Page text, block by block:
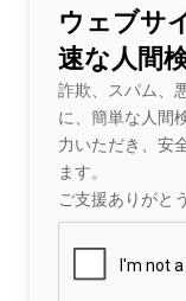
ウェブサ
速な人間
詐欺、スパム、
に、簡単な人間
力いただき、安
ます。
ご支援ありがと